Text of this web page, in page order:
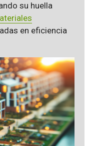
su huella
en eficiencia